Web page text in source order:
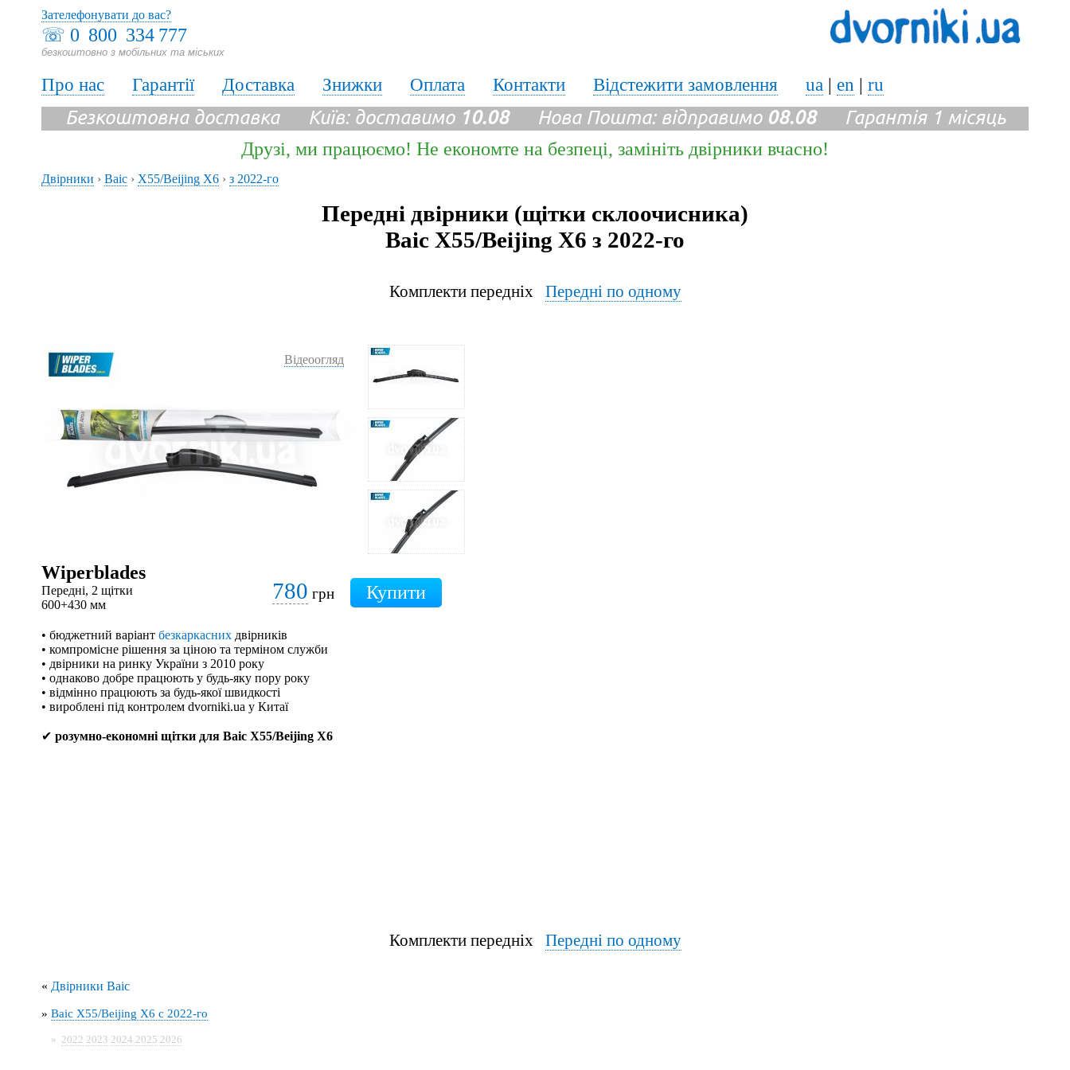
☏ 0 800 334 777
безкоштовно з мобільних та міських
Зателефонувати до вас?
Про нас Гарантії Доставка Знижки Оплата Контакти Відстежити замовлення ua | en | ru
Безкоштовна доставка Київ: доставимо 10.08Нова Пошта: відправимо 08.08Гарантія 1 місяць
Друзі, ми працюємо! Не економте на безпеці, замініть двірники вчасно!
Двірники › Baic › X55/Beijing X6 › з 2022-го
Передні двірники (щітки склоочисника)
Baic X55/Beijing X6 з 2022-го
Комплекти передніх Передні по одному
Відеоогляд
Wiperblades
Передні, 2 щітки
600+430 мм
780 грн
• бюджетний варіант безкаркасних двірників
• компромісне рішення за ціною та терміном служби
• двірники на ринку України з 2010 року
• однаково добре працюють у будь-яку пору року
• відмінно працюють за будь-якої швидкості
• вироблені під контролем dvorniki.ua у Китаї
✔ розумно-економні щітки для Baic X55/Beijing X6
Комплекти передніх Передні по одному
« Двірники Baic
» Baic X55/Beijing X6 с 2022-го
» 2022 2023 2024 2025 2026